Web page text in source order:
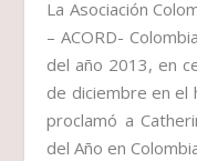
La Asociación
– ACORD-
del año 2013, en
de diciembre en el
proclamó a
del Año en